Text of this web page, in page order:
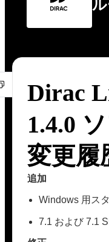
Dirac
1.4.0
変更履
追加
Windows 用ス
7.1 および 7.1